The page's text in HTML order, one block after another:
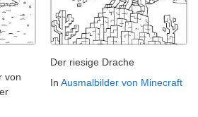
von
Der riesige Drache
In Ausmalbilder von Minecraft